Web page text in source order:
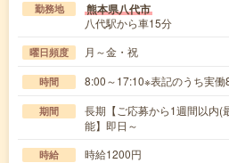
勤務地 熊本県八代市
八代駅から車15分
曜日頻度 月～金・祝
時間 8:00～17:10※表記のうち実働
期間
長期【ご応募から1週間以内(
能】即日～
時給 時給1200円